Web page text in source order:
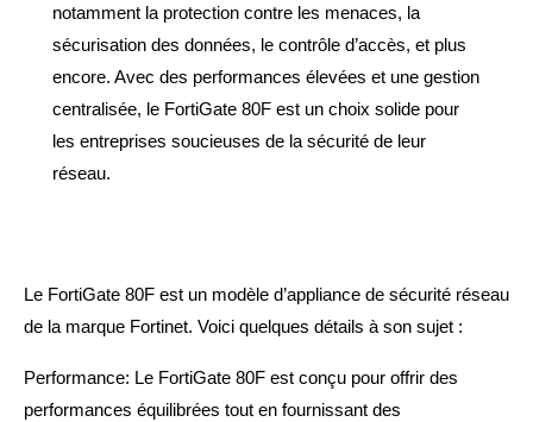
notamment la protection contre les menaces, la
sécurisation des données, le contrôle d’accès, et plus
encore. Avec des performances élevées et une gestion
centralisée, le FortiGate 80F est un choix solide pour
les entreprises soucieuses de la sécurité de leur
réseau.
Le FortiGate 80F est un modèle d’appliance de sécurité réseau
de la marque Fortinet. Voici quelques détails à son sujet :
Performance: Le FortiGate 80F est conçu pour offrir des
performances équilibrées tout en fournissant des